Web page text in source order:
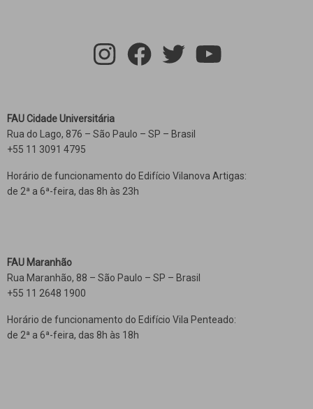
FAU Cidade Universitária
Rua do Lago, 876 – São Paulo – SP – Brasil
+55 11 3091 4795
Horário de funcionamento do Edifício Vilanova Artigas:
de 2ª a 6ª-feira, das 8h às 23h
FAU Maranhão
Rua Maranhão, 88 – São Paulo – SP – Brasil
+55 11 2648 1900
Horário de funcionamento do Edifício Vila Penteado:
de 2ª a 6ª-feira, das 8h às 18h